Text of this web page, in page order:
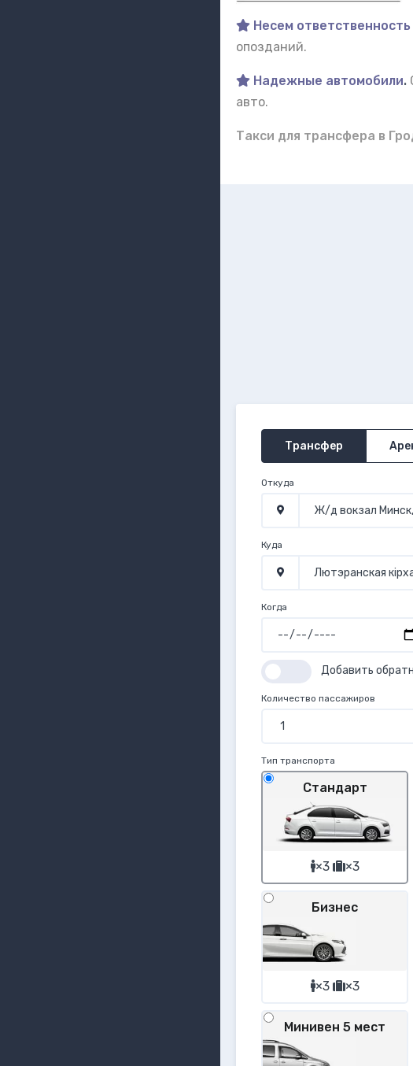
Несем
опозданий.
Надежные автомобили.
авто.
Такси для трансфера в
Трансфер
Откуда
Куда
Когда
Добавить
Количество пассажиров
Тип транспорта
Стандарт
×3 ×3
Бизнес
×3 ×3
Минивен 5 мест